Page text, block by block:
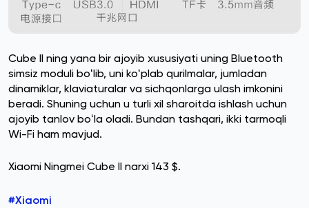
Cube II ning yana bir ajoyib xususiyati uning Bluetooth
simsiz moduli boʻlib, uni koʻplab qurilmalar, jumladan
dinamiklar, klaviaturalar va sichqonlarga ulash imkonini
beradi. Shuning uchun u turli xil sharoitda ishlash uchun
ajoyib tanlov boʻla oladi. Bundan tashqari, ikki tarmoqli
Wi-Fi ham mavjud.
Xiaomi Ningmei Cube II narxi 143 $.
#Xiaomi